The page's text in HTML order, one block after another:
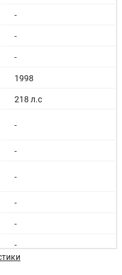
-
-
-
1998
218 л.с
-
-
-
-
-
-